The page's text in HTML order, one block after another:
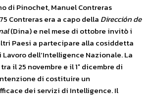
di Pinochet, Manuel Contreras
Contreras era a capo della Dirección de
(Dina) e nel mese di ottobre invitò i
Paesi a partecipare alla cosiddetta
dell’Intelligence Nazionale. La
il 25 novembre e il 1° dicembre di
di costituire un
dei servizi di Intelligence. Il